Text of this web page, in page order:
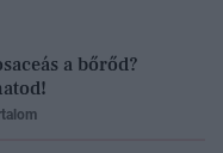
a bőrőd?